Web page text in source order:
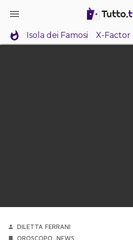
Isola dei Famosi X-Factor
DILETTA FERRANI
OROSCOPO
NEWS